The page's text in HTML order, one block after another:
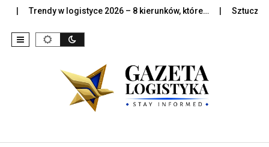
Trendy w logistyce 2026 – 8 kierunków, które… Sztuczna